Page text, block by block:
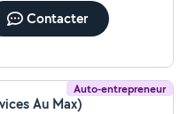
Contacter
Auto-entrepreneur
Au Max)